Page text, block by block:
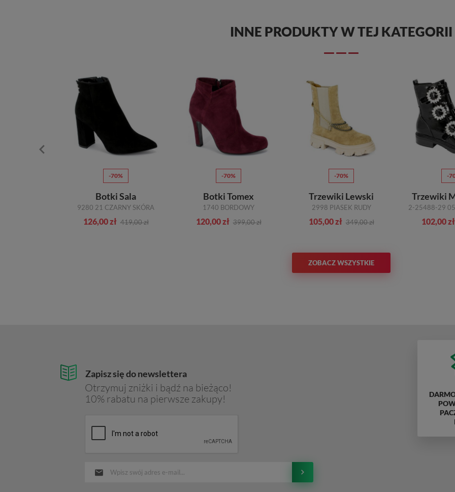
INNE PRODUKTY W TEJ KATEGORII
-70%
Botki Sala
9280 21 CZARNY SKÓRA
126,00 zł 419,00 zł
-70%
Botki Tomex
1740 BORDOWY
120,00 zł 399,00 zł
-70%
Trzewiki Lewski
2998 PIASEK RUDY
105,00 zł 349,00 zł
-
Trzewiki
102,00 zł
ZOBACZ WSZYSTKIE
Zapisz się do newslettera
Otrzymuj zniżki i bądź na bieżąco!
10% rabatu na pierwsze zakupy!